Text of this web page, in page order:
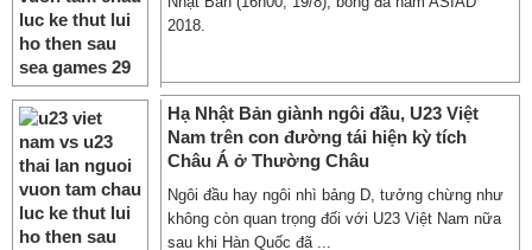
2018.
Hạ Nhật Bản giành ngôi đầu, U23 Việt
Nam trên con đường tái hiện kỳ tích
Châu Á ở Thường Châu
Ngôi đầu hay ngôi nhì bảng D, tưởng chừng như
không còn quan trọng đối với U23 Việt Nam nữa
sau khi Hàn Quốc đã ...